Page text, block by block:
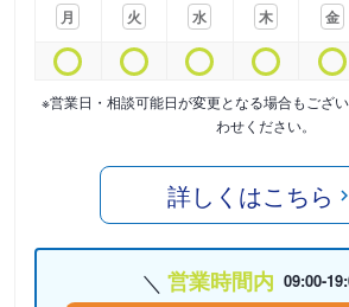
月
火
水
木
金
※営業日・相談可能日が変更となる場合もござ
わせください。
詳しくはこちら
営業時間内 09:00-